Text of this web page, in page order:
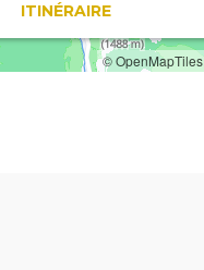
ITINÉRAIRE
© OpenMapTiles